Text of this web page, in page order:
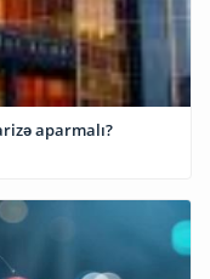
aparmalı?